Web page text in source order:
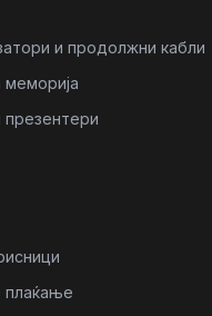
и продолжни кабли
плаќање